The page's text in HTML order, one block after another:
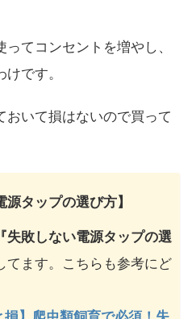
ってコンセントを増やし、
です。
おいて損はないので買って
源タップの選び方】
失敗しない電源タップの選
てます。
こちらも参考にど